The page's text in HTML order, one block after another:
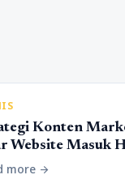
Konten
Website Masuk
more arrow_forward